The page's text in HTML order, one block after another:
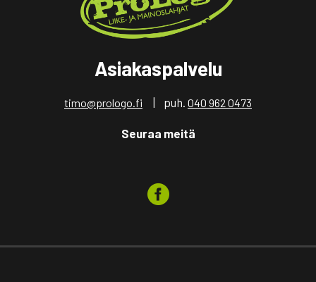
Asiakaspalvelu
timo@prologo.fi | puh. 040 962 0473
Seuraa meitä